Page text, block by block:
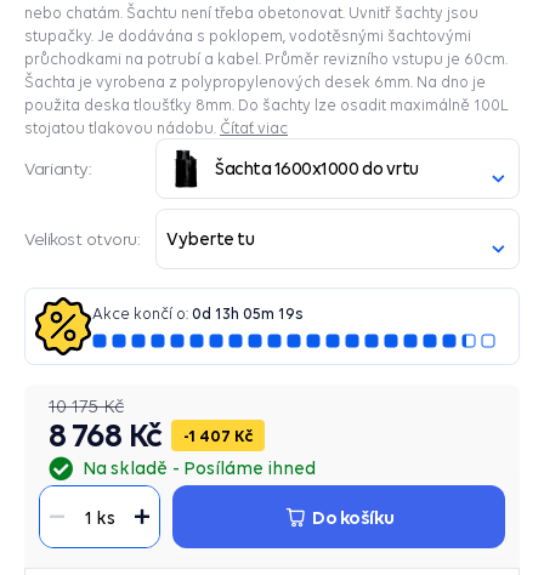
nebo chatám. Šachtu není třeba obetonovat. Uvnitř šachty jsou
stupačky. Je dodávána s poklopem, vodotěsnými šachtovými
průchodkami na potrubí a kabel. Průměr revizního vstupu je 60cm.
Šachta je vyrobena z polypropylenových desek 6mm. Na dno je
použita deska tloušťky 8mm. Do šachty lze osadit maximálně 100L
stojatou tlakovou nádobu. Čítať viac
Varianty: Šachta 1600x1000 do vrtu
Velikost otvoru: Vyberte tu
Na skladě Posíláme ihned
1 407 Kč
Akce končí o: 0d 13 h 05m 18s
10 175 Kč
8 768 Kč
1 ks Do košíku